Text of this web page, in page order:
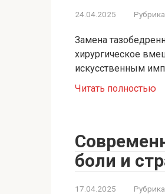
24.04.2025
Замена
хирургическое
искусственным
Читать полностью
боли и
17.04.2025